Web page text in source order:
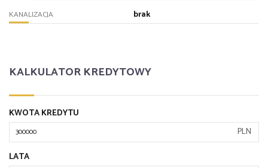
KANALIZACJA brak
KALKULATOR KREDYTOWY
KWOTA KREDYTU
PLN
LATA